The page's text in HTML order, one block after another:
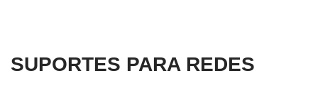
SUPORTES PARA REDES